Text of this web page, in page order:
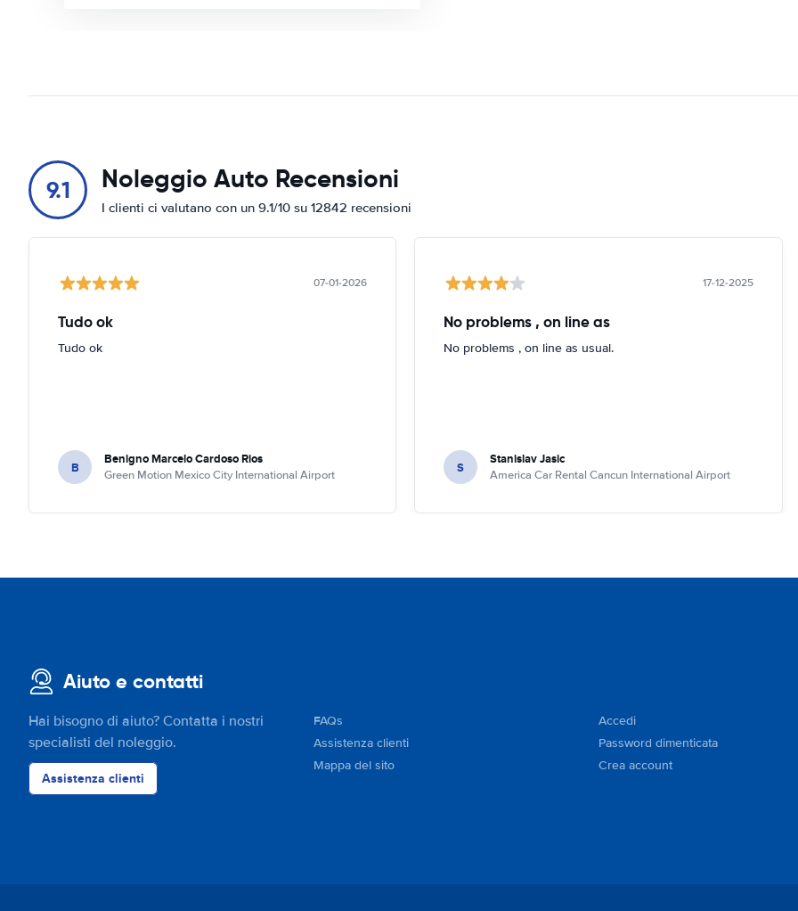
9.1 Noleggio Auto Recensioni
I clienti ci valutano con un 9.1/10 su 12842 recensioni
07-01-2026
Tudo ok
Tudo ok
B Benigno Marcelo Cardoso Rios
Green Motion Mexico City International Airport
17-12-2025
No problems , on line as
No problems , on line as usual.
S Stanislav Jasic
America Car Rental Cancun International Airport
Aiuto e contatti
Hai bisogno di aiuto? Contatta i nostri
specialisti del noleggio.
Assistenza clienti
FAQs
Assistenza clienti
Mappa del sito
Accedi
Password dimenticata
Crea account